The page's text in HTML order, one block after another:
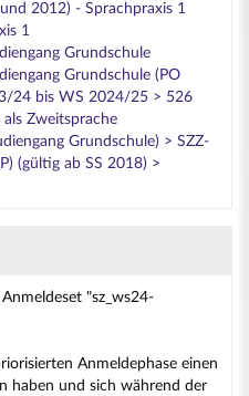
2012) - Sprachpraxis 1
1
Grundschule
Grundschule (PO
24 bis WS 2024/25 > 526
Zweitsprache
Grundschule) > SZZ-
(gültig ab SS 2018) >
"sz_ws24-
Anmeldephase einen
haben und sich während der